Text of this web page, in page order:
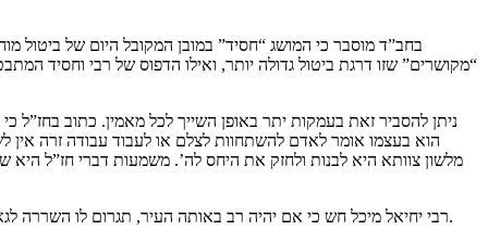
בחב”ד מוסבר כי המושג “חסיד” במובן המקובל היום של ביטול
“מקושרים” שזו דרגת ביטול גדולה יותר, ואילו הדפוס של רבי וחסיד
ניתן להסביר זאת בעמקות יתר באופן השייך לכל מאמין. כתוב
הוא בעצמו אומר לאדם להשתחוות לצלם או לעבוד עבודה זרה אין
מלשון צוותא היא לבנות ולחזק את היחס לה’. משמעות דברי חז”ל היא
רבי יחיאל מיכל חש כי אם יהיה רב באותה העיר, תגרום לו השררה לגאווה ורמות לב שיגרמו לשכחה, ובסופו של דבר לניתוק בינו לבין הרבי והקב”ה. לכן הוא סרב להפצרת הרבי. הדבר היה עבורו בגדר “צא” שלא שומעים לו.